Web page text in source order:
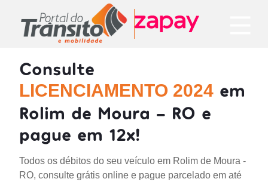
Consulte
LICENCIAMENTO 2024 em
Rolim de Moura - RO e
pague em 12x!
Todos os débitos do seu veículo em Rolim de Moura -
RO, consulte grátis online e pague parcelado em até